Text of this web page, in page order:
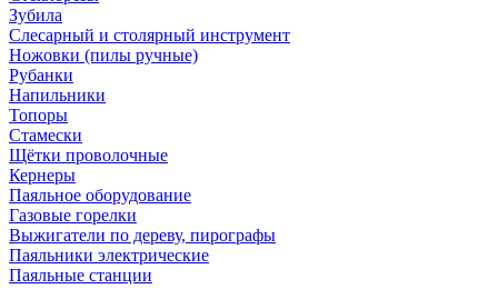
Зубила
Слесарный и столярный инструмент
Ножовки (пилы ручные)
Рубанки
Напильники
Топоры
Стамески
Щётки проволочные
Кернеры
Паяльное оборудование
Газовые горелки
Выжигатели по дереву, пирографы
Паяльники электрические
Паяльные станции